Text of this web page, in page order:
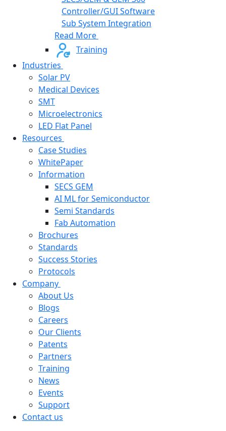
Controller/GUI Software
Sub System Integration
Read More
Training
Industries
Solar PV
Medical Devices
SMT
Microelectronics
LED Flat Panel
Resources
Case Studies
WhitePaper
Information
SECS GEM
AI ML for Semiconductor
Semi Standards
Fab Automation
Brochures
Standards
Success Stories
Protocols
Company
About Us
Blogs
Careers
Our Clients
Patents
Partners
Training
News
Events
Support
Contact us